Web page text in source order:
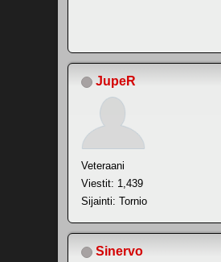
JupeR
Veteraani
Viestit: 1,439
Sijainti: Tornio
Sinervo